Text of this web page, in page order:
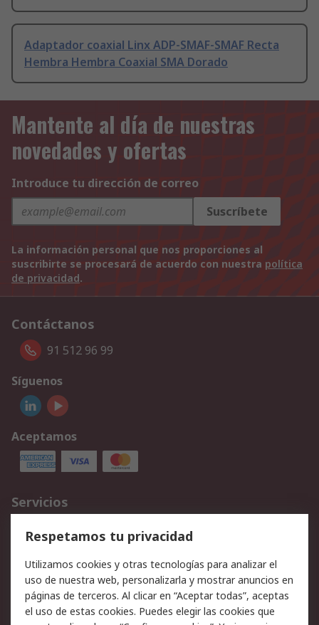
Adaptador coaxial Linx ADP-SMAF-SMAF Recta
Hembra Hembra Coaxial SMA Dorado
Mantente al día de nuestras
novedades y ofertas
Introduce tu dirección de correo
Suscríbete
La información personal que nos proporciones al
suscribirte se procesará de acuerdo con nuestra política
de privacidad.
Contáctanos
91 512 96 99
Síguenos
Aceptamos
Servicios
Cómo realizar pedidos
Devoluciones
Facturación y pago
Ofertas
Soporte técnico
Legal
Respetamos tu privacidad
Utilizamos cookies y otras tecnologías para analizar el
uso de nuestra web, personalizarla y mostrar anuncios en
páginas de terceros. Al clicar en “Aceptar todas”, aceptas
el uso de estas cookies. Puedes elegir las cookies que